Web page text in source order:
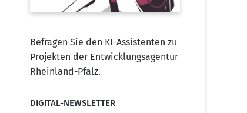
Befragen Sie den KI-Assistenten zu
Projekten der Entwicklungsagentur
Rheinland-Pfalz.
DIGITAL-NEWSLETTER